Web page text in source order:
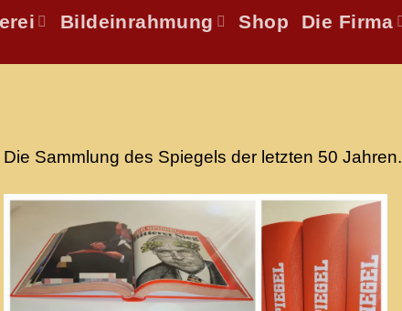
Bildeinrahmung Shop Die Firma
Die Sammlung des Spiegels der letzten 50 Jahren.